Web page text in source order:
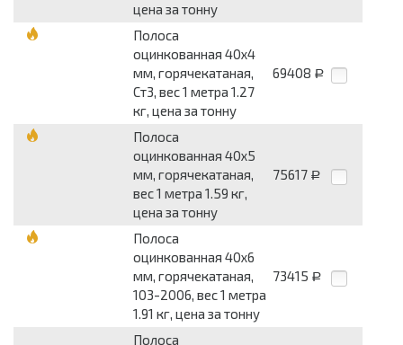
цена за тонну
Полоса
оцинкованная 40x4
мм, горячекатаная,
Ст3, вес 1 метра 1.27
кг, цена за тонну
69408 Р
Полоса
оцинкованная 40x5
мм, горячекатаная,
вес 1 метра 1.59 кг,
цена за тонну
75617 Р
Полоса
оцинкованная 40x6
мм, горячекатаная,
103-2006, вес 1 метра
1.91 кг, цена за тонну
73415 Р
Полоса